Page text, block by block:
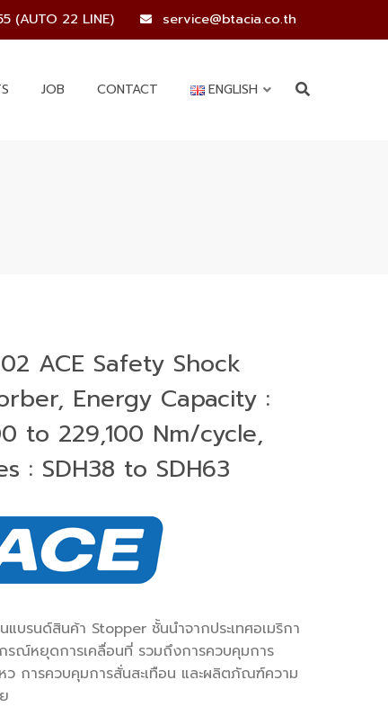
(AUTO 22 LINE) service@btacia.co.th
JOB CONTACT ENGLISH
ACE Safety Shock
Energy Capacity :
to 229,100 Nm/cycle,
: SDH38 to SDH63
แบรนด์สินค้า Stopper ชั้นนำจากประเทศอเมริกา
รณ์หยุดการเคลื่อนที่ รวมถึงการควบคุมการ
ว การควบคุมการสั่นสะเทือน และผลิตภัณฑ์ความ